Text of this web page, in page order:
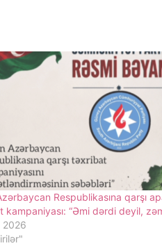
Respublikasına qarşı
kampaniyası: “Əmi dərdi deyil,
2026